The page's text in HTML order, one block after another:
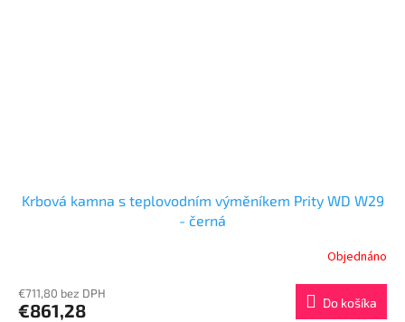
Krbová kamna s teplovodním výměníkem Prity WD W29
- černá
Objednáno
€711,80 bez DPH
€861,28 Do košíka